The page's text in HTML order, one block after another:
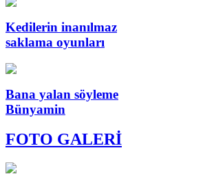
Kedilerin inanılmaz
saklama oyunları
Bana yalan söyleme
Bünyamin
FOTO GALERİ